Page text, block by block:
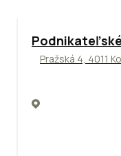
ODPORÚČAME
Pražská 4, 4011